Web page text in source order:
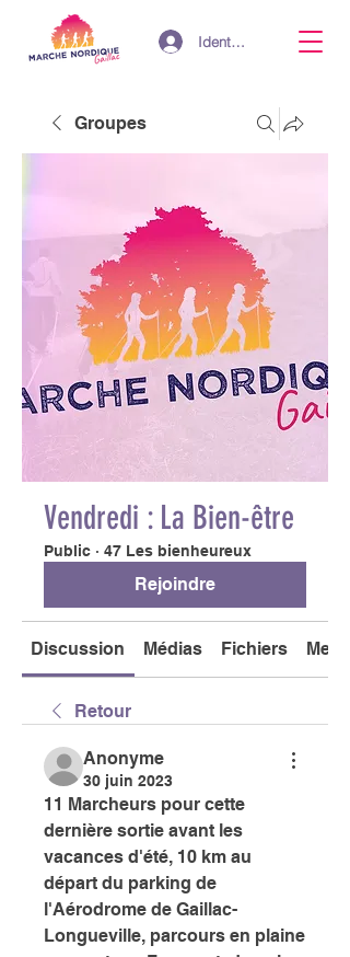
Identifiant
Groupes
Vendredi : La Bien-être
Public · 47 Les bienheureux
Rejoindre
Discussion Médias Fichiers
Retour
Anonyme
30 juin 2023
11 Marcheurs pour cette
dernière sortie avant les
vacances d'été, 10 km au
départ du parking de
l'Aérodrome de Gaillac-
Longueville, parcours en plaine